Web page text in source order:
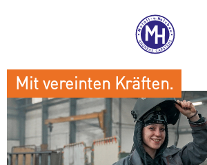
Mit vereinten Kräften.